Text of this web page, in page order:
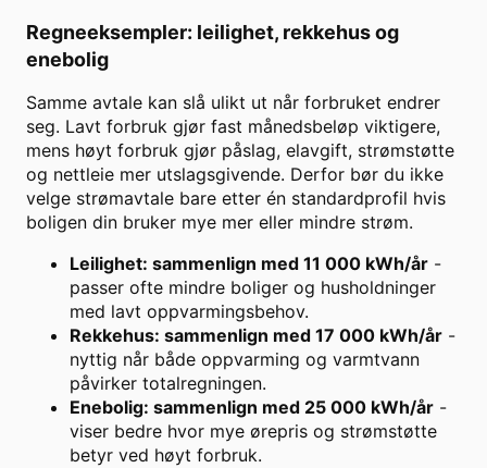
Regneeksempler: leilighet, rekkehus og
enebolig
Samme avtale kan slå ulikt ut når forbruket endrer
seg. Lavt forbruk gjør fast månedsbeløp viktigere,
mens høyt forbruk gjør påslag, elavgift, strømstøtte
og nettleie mer utslagsgivende. Derfor bør du ikke
velge strømavtale bare etter én standardprofil hvis
boligen din bruker mye mer eller mindre strøm.
Leilighet: sammenlign med 11 000 kWh/år -
passer ofte mindre boliger og husholdninger
med lavt oppvarmingsbehov.
Rekkehus: sammenlign med 17 000 kWh/år -
nyttig når både oppvarming og varmtvann
påvirker totalregningen.
Enebolig: sammenlign med 25 000 kWh/år -
viser bedre hvor mye ørepris og strømstøtte
betyr ved høyt forbruk.